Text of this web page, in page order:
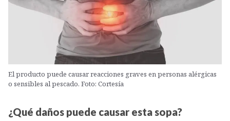
El producto puede causar reacciones graves en personas alérgicas
o sensibles al pescado. Foto: Cortesía
¿Qué daños puede causar esta sopa?